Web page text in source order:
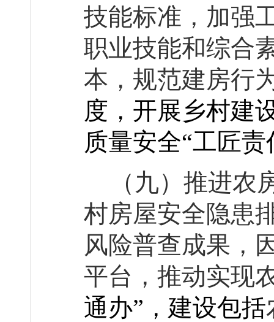
技能标准，加强
职业技能和综合
本，规范建房行
度，开展乡村建
质量安全“工匠责
（九）推进
村房屋安全隐患
风险普查成果，
平台，推动实现
通办”，建设包括